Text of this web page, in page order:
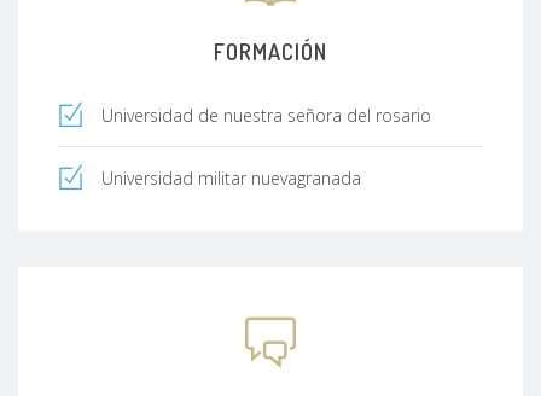
FORMACIÓN
Universidad de nuestra señora del rosario
Universidad militar nuevagranada